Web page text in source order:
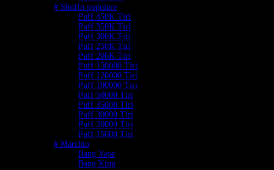
# Sbuffo popolare
Puff 450K Tiri
Puff 350K Tiri
Puff 300K Tiri
Puff 250K Tiri
Puff 200K Tiri
Puff 150000 Tiri
Puff 120000 Tiri
Puff 100000 Tiri
Puff 50000 Tiri
Puff 45000 Tiri
Puff 30000 Tiri
Puff 20000 Tiri
Puff 15000 Tiri
# Marchio
Bang Vape
Bang King